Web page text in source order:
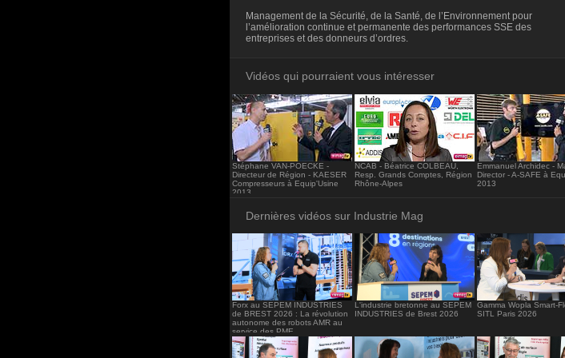
frameborder="0"></iframe>
Management de la Sécurité, de la Santé, de l’Environnement pour
l’amélioration continue et permanente des performances SSE des
entreprises et des donneurs d’ordres.
Vidéos qui pourraient vous intéresser
Stéphane VAN-POECKE -
Directeur de Région - KAESER
Compresseurs à Equip'Usine
2013
NCAB - Béatrice COLBEAU,
Resp. Grands Comptes, Région
Rhône-Alpes
Emmanuel Archidec -
Director - A-SAFE à
2013
Dernières vidéos sur Industrie Mag
Forx au SEPEM INDUSTRIES
de BREST 2026 : La révolution
autonome des robots AMR au
service des PME
L'industrie bretonne au SEPEM
INDUSTRIES de Brest 2026
Gamma Wopla Smart-
SITL Paris 2026